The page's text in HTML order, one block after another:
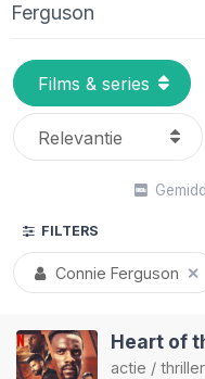
Ferguson
FILTERS
Connie Ferguson ✕
Heart of
actie / thriller